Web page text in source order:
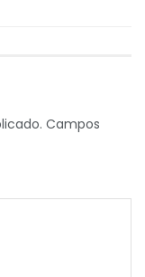
Campos